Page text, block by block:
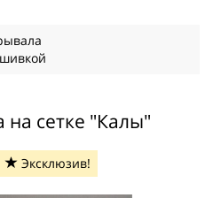
сетке "Калы"
Эксклюзив!